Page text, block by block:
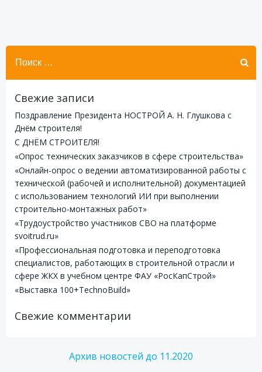
Найти:
Свежие записи
Поздравление Президента НОСТРОЙ А. Н. Глушкова с
Днём строителя!
С ДНЁМ СТРОИТЕЛЯ!
«Опрос технических заказчиков в сфере строительства»
«Онлайн-опрос о ведении автоматизированной работы с
технической (рабочей и исполнительной) документацией
с использованием технологий ИИ при выполнении
строительно-монтажных работ»
«Трудоустройство участников СВО на платформе
svoitrud.ru»
«Профессиональная подготовка и переподготовка
специалистов, работающих в строительной отрасли и
сфере ЖКХ в учебном центре ФАУ «РосКапСтрой»
«Выставка 100+TechnoBuild»
Свежие комментарии
Архив новостей до 11.2020